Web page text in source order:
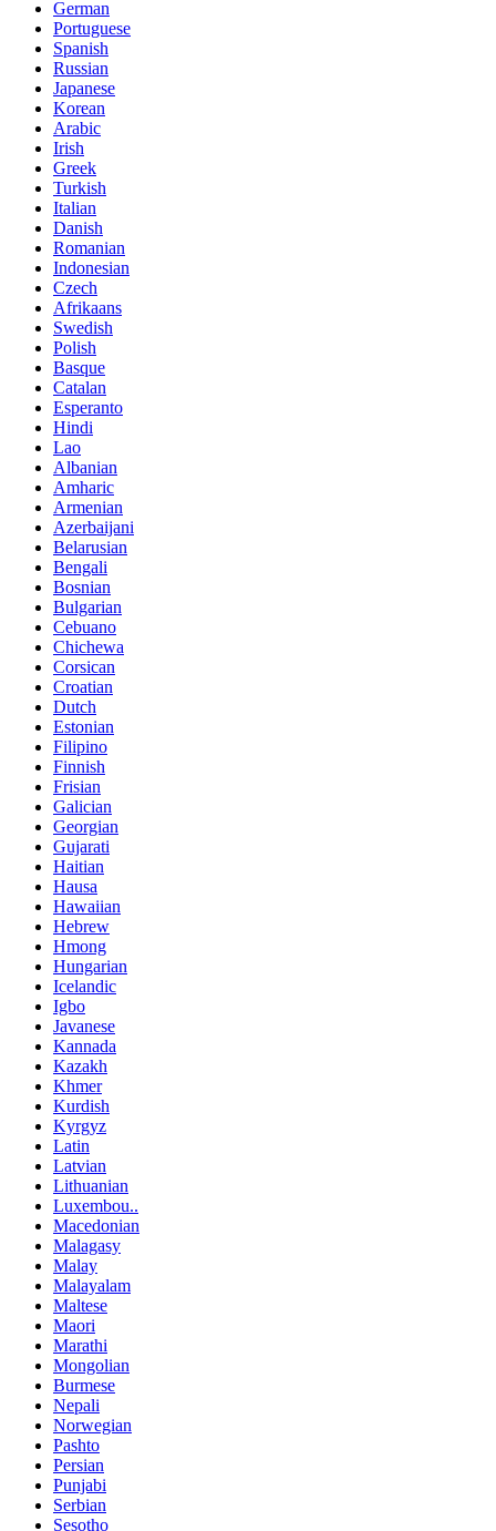
German
Portuguese
Spanish
Russian
Japanese
Korean
Arabic
Irish
Greek
Turkish
Italian
Danish
Romanian
Indonesian
Czech
Afrikaans
Swedish
Polish
Basque
Catalan
Esperanto
Hindi
Lao
Albanian
Amharic
Armenian
Azerbaijani
Belarusian
Bengali
Bosnian
Bulgarian
Cebuano
Chichewa
Corsican
Croatian
Dutch
Estonian
Filipino
Finnish
Frisian
Galician
Georgian
Gujarati
Haitian
Hausa
Hawaiian
Hebrew
Hmong
Hungarian
Icelandic
Igbo
Javanese
Kannada
Kazakh
Khmer
Kurdish
Kyrgyz
Latin
Latvian
Lithuanian
Luxembou..
Macedonian
Malagasy
Malay
Malayalam
Maltese
Maori
Marathi
Mongolian
Burmese
Nepali
Norwegian
Pashto
Persian
Punjabi
Serbian
Sesotho